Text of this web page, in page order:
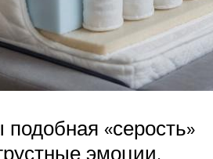
«серость»
эмоции,